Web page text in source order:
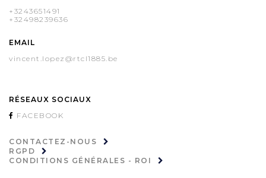
+3243651491
+32498239636
EMAIL
vincent.lopez@rtcl1885.be
RÉSEAUX SOCIAUX
FACEBOOK
CONTACTEZ-NOUS
RGPD
CONDITIONS GÉNÉRALES - ROI